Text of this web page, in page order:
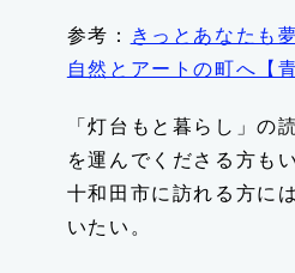
参考：
きっとあなたも
自然とアートの町へ【
「灯台もと暮らし」の
を運んでくださる方も
十和田市に訪れる方に
いたい。